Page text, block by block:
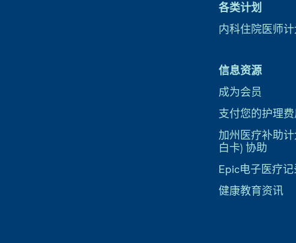
各类计划
内科住院医师计
信息资源
成为会员
支付您的护理费
加州医疗补助
白卡) 协助
Epic电子医疗
健康教育资讯